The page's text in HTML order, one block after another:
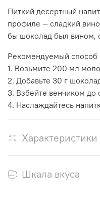
Питкий десертный
профиле — сладкий
бы шоколад был вином,
Рекомендуемый способ
1. Возьмите 200 мл
2. Добавьте 30 г
3. Взбейте венчиком до
4. Наслаждайтесь
Характеристики
Шкала вкуса